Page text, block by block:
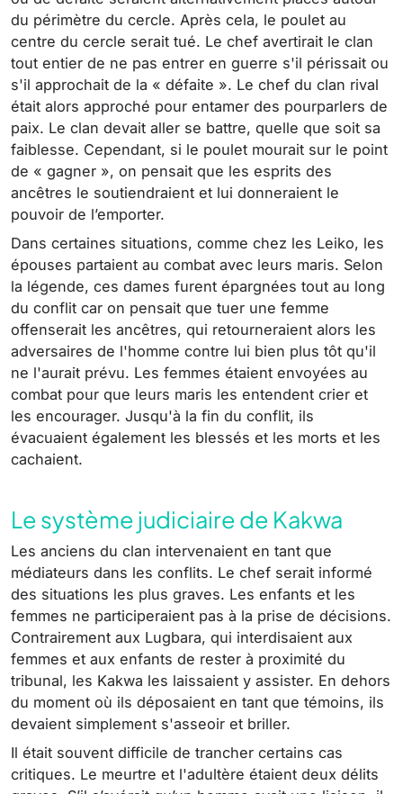
du périmètre du cercle. Après cela, le poulet au
centre du cercle serait tué. Le chef avertirait le clan
tout entier de ne pas entrer en guerre s'il périssait ou
s'il approchait de la « défaite ». Le chef du clan rival
était alors approché pour entamer des pourparlers de
paix. Le clan devait aller se battre, quelle que soit sa
faiblesse. Cependant, si le poulet mourait sur le point
de « gagner », on pensait que les esprits des
ancêtres le soutiendraient et lui donneraient le
pouvoir de l’emporter.
Dans certaines situations, comme chez les Leiko, les
épouses partaient au combat avec leurs maris. Selon
la légende, ces dames furent épargnées tout au long
du conflit car on pensait que tuer une femme
offenserait les ancêtres, qui retourneraient alors les
adversaires de l'homme contre lui bien plus tôt qu'il
ne l'aurait prévu. Les femmes étaient envoyées au
combat pour que leurs maris les entendent crier et
les encourager. Jusqu'à la fin du conflit, ils
évacuaient également les blessés et les morts et les
cachaient.
Le système judiciaire de Kakwa
Les anciens du clan intervenaient en tant que
médiateurs dans les conflits. Le chef serait informé
des situations les plus graves. Les enfants et les
femmes ne participeraient pas à la prise de décisions.
Contrairement aux Lugbara, qui interdisaient aux
femmes et aux enfants de rester à proximité du
tribunal, les Kakwa les laissaient y assister. En dehors
du moment où ils déposaient en tant que témoins, ils
devaient simplement s'asseoir et briller.
Il était souvent difficile de trancher certains cas
critiques. Le meurtre et l'adultère étaient deux délits